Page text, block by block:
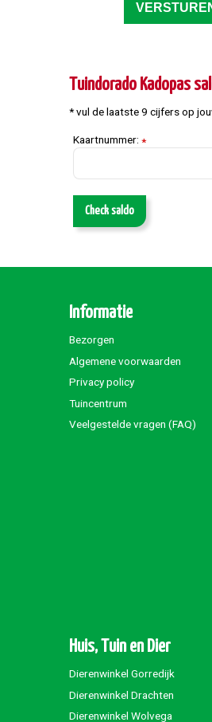
Tuindorado Kadopas
* vul de laatste 9 cijfers op
Kaartnummer: *
Check saldo
Informatie
Bezorgen
Algemene voorwaarden
Privacy policy
Tuincentrum
Veelgestelde vragen (FAQ)
Huis, Tuin en Dier
Dierenwinkel Gorredijk
Dierenwinkel Drachten
Dierenwinkel Wolvega